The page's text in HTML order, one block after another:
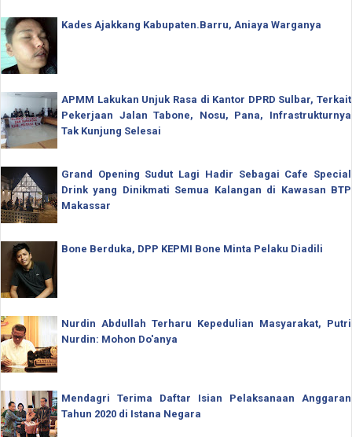
Kades Ajakkang Kabupaten.Barru, Aniaya Warganya
APMM Lakukan Unjuk Rasa di Kantor DPRD Sulbar, Terkait
Pekerjaan Jalan Tabone, Nosu, Pana, Infrastrukturnya
Tak Kunjung Selesai
Grand Opening Sudut Lagi Hadir Sebagai Cafe Special
Drink yang Dinikmati Semua Kalangan di Kawasan BTP
Makassar
Bone Berduka, DPP KEPMI Bone Minta Pelaku Diadili
Nurdin Abdullah Terharu Kepedulian Masyarakat, Putri
Nurdin: Mohon Do'anya
Mendagri Terima Daftar Isian Pelaksanaan Anggaran
Tahun 2020 di Istana Negara